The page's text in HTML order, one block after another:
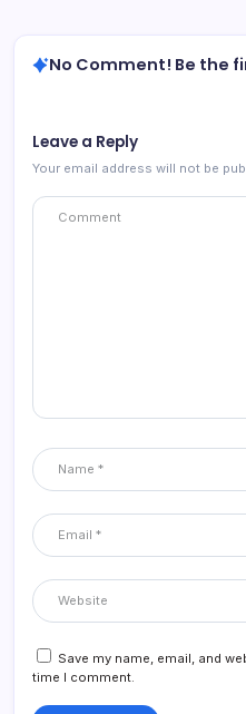
No Comment! Be the
Leave a Reply
Your email address will not be
Save my name, email, and
time I comment.